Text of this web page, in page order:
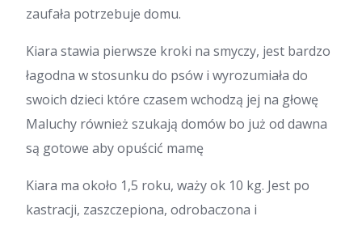
zaufała potrzebuje domu.
Kiara stawia pierwsze kroki na smyczy, jest bardzo
łagodna w stosunku do psów i wyrozumiała do
swoich dzieci które czasem wchodzą jej na głowę
Maluchy również szukają domów bo już od dawna
są gotowe aby opuścić mamę
Kiara ma około 1,5 roku, waży ok 10 kg. Jest po
kastracji, zaszczepiona, odrobaczona i